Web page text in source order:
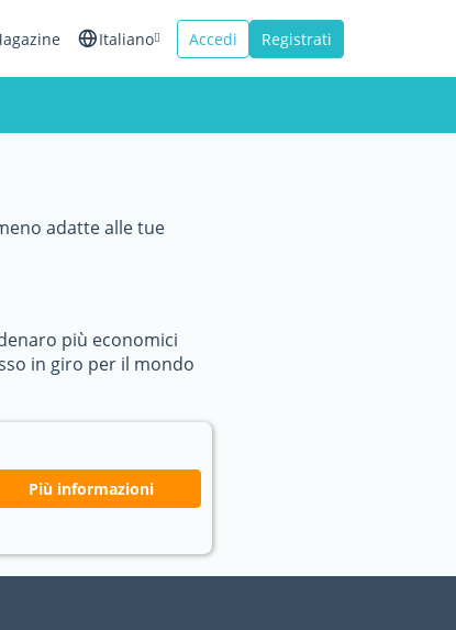
Italiano Accedi Registrati
adatte alle tue
più economici
in giro per il mondo
Più informazioni